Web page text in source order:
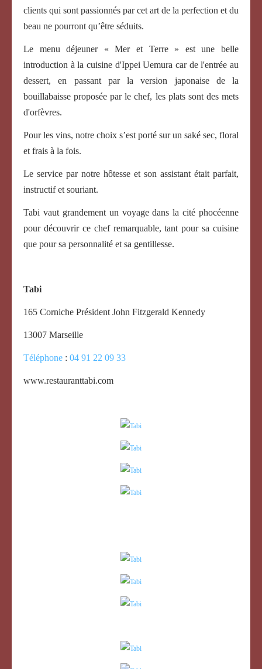
clients qui sont passionnés par cet art de la perfection et du
beau ne pourront qu’être séduits.
Le menu déjeuner « Mer et Terre » est une belle
introduction à la cuisine d'Ippei Uemura car de l'entrée au
dessert, en passant par la version japonaise de la
bouillabaisse proposée par le chef, les plats sont des mets
d'orfèvres.
Pour les vins, notre choix s’est porté sur un saké sec, floral
et frais à la fois.
Le service par notre hôtesse et son assistant était parfait,
instructif et souriant.
Tabi vaut grandement un voyage dans la cité phocéenne
pour découvrir ce chef remarquable, tant pour sa cuisine
que pour sa personnalité et sa gentillesse.
Tabi
165 Corniche Président John Fitzgerald Kennedy
13007 Marseille
Téléphone : 04 91 22 09 33
www.restauranttabi.com